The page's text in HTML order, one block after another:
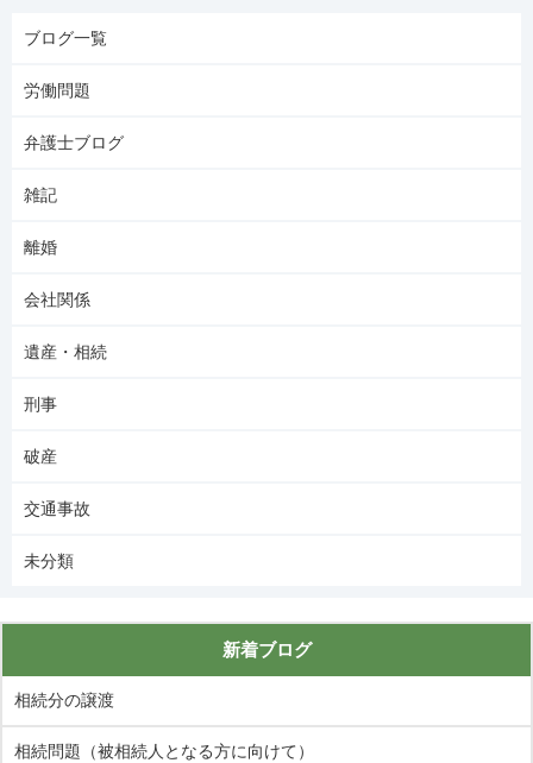
ブログ一覧
労働問題
弁護士ブログ
雑記
離婚
会社関係
遺産・相続
刑事
破産
交通事故
未分類
新着ブログ
相続分の譲渡
相続問題（被相続人となる方に向けて）